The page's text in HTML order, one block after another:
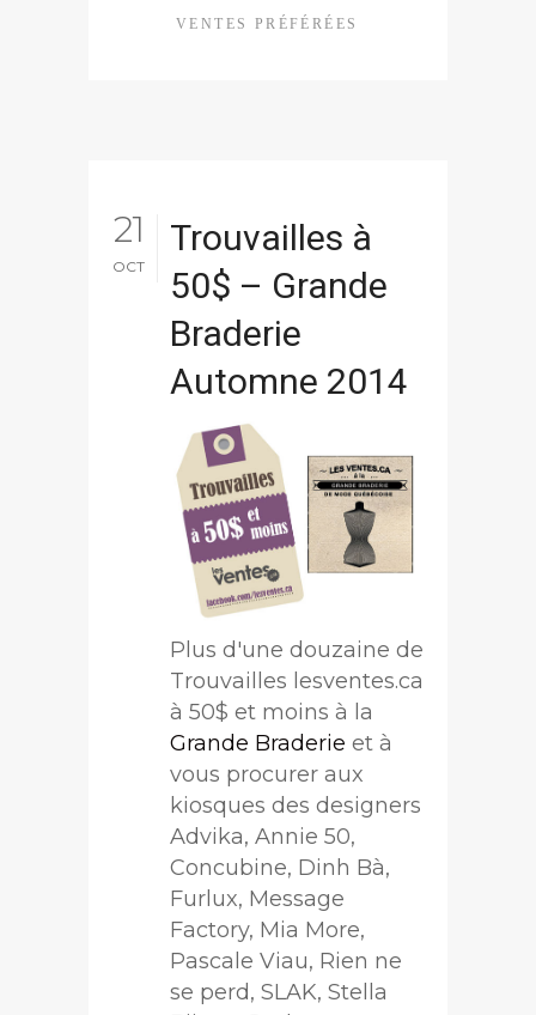
VENTES PRÉFÉRÉES
21
OCT
Trouvailles à
50$ – Grande
Braderie
Automne 2014
Plus d'une douzaine de
Trouvailles lesventes.ca
à 50$ et moins à la
Grande Braderie et à
vous procurer aux
kiosques des designers
Advika, Annie 50,
Concubine, Dinh Bà,
Furlux, Message
Factory, Mia More,
Pascale Viau, Rien ne
se perd, SLAK, Stella